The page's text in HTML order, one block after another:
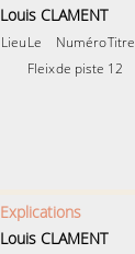
Louis CLAMENT
LieuLe
Fleix
Numéro
de piste
Titre
12
Explications
Louis CLAMENT